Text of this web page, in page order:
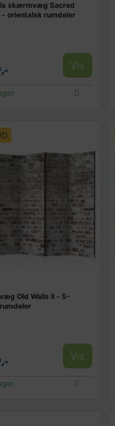
skærmvæg Sacred
- orientalsk rumdeler
Vis
Old Walls II - 5-
Vis